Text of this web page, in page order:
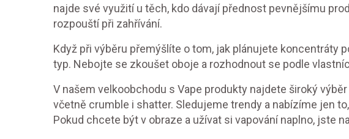
najde své využití u těch, kdo dávají přednost pevnějšímu
rozpouští při zahřívání.
Když při výběru přemýšlíte o tom, jak plánujete koncentráty
typ. Nebojte se zkoušet oboje a rozhodnout se podle
V našem velkoobchodu s Vape produkty najdete široký
včetně crumble i shatter. Sledujeme trendy a nabízíme jen
Pokud chcete být v obraze a užívat si vapování naplno, jste